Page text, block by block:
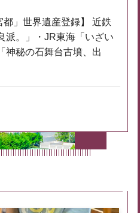
都」世界遺産登録】 近鉄
派。」・JR東海「いざい
神秘の石舞台古墳、出